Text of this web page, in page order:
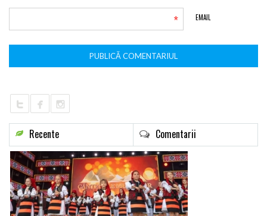
EMAIL
*
Recente Comentarii